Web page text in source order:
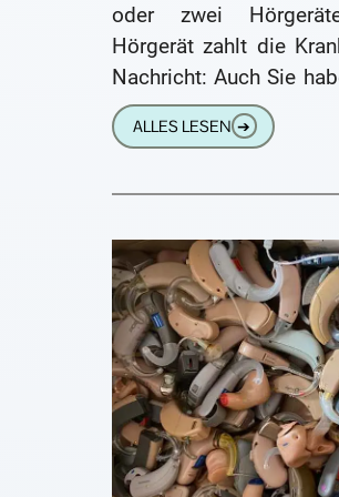
oder zwei
Hörgerät zahlt die
Nachricht: Auch Sie
kostenloses Hörgerät.
wie
ALLES LESEN ➔